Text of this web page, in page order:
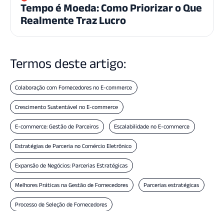
Tempo é Moeda: Como Priorizar o Que
Realmente Traz Lucro
Termos deste artigo:
Colaboração com Fornecedores no E-commerce
Crescimento Sustentável no E-commerce
E-commerce: Gestão de Parceiros Escalabilidade no E-commerce
Estratégias de Parceria no Comércio Eletrônico
Expansão de Negócios: Parcerias Estratégicas
Melhores Práticas na Gestão de Fornecedores Parcerias estratégicas
Processo de Seleção de Fornecedores